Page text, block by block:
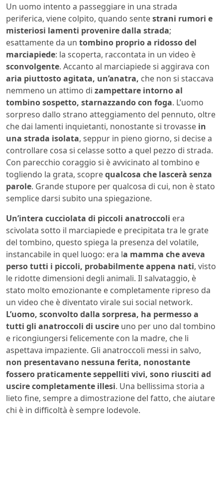
Un uomo intento a passeggiare in una strada
periferica, viene colpito, quando sentestrani rumori e
misteriosi lamenti provenire dalla strada;
esattamente da un tombino proprio a ridosso del
marciapiede: la scoperta, raccontata in un video è
sconvolgente. Accanto al marciapiede si aggirava con
aria piuttosto agitata, un’anatra, che non si staccava
nemmeno un attimo di zampettare intorno al
tombino sospetto, starnazzando con foga. L’uomo
sorpreso dallo strano atteggiamento del pennuto, oltre
che dai lamenti inquietanti, nonostante si trovasse in
una strada isolata, seppur in pieno giorno, si decise a
controllare cosa si celasse sotto a quel pezzo di strada.
Con parecchio coraggio si è avvicinato al tombino e
togliendo la grata, scoprequalcosa che lascerà senza
parole. Grande stupore per qualcosa di cui, non è stato
semplice darsi subito una spiegazione.
Un’intera cucciolata di piccoli anatroccoli era
scivolata sotto il marciapiede e precipitata tra le grate
del tombino, questo spiega la presenza del volatile,
instancabile in quel luogo: era la mamma che aveva
perso tutti i piccoli, probabilmente appena nati, visto
le ridotte dimensioni degli animali. Il salvataggio, è
stato molto emozionante e completamente ripreso da
un video che è diventato virale sui social network.
L’uomo, sconvolto dalla sorpresa, ha permesso a
tutti gli anatroccoli di uscire uno per uno dal tombino
e ricongiungersi felicemente con la madre, che li
aspettava impaziente. Gli anatroccoli messi in salvo,
non presentavano nessuna ferita, nonostante
fossero praticamente seppelliti vivi, sono riusciti ad
uscire completamente illesi. Una bellissima storia a
lieto fine, sempre a dimostrazione del fatto, che aiutare
chi è in difficoltà è sempre lodevole.